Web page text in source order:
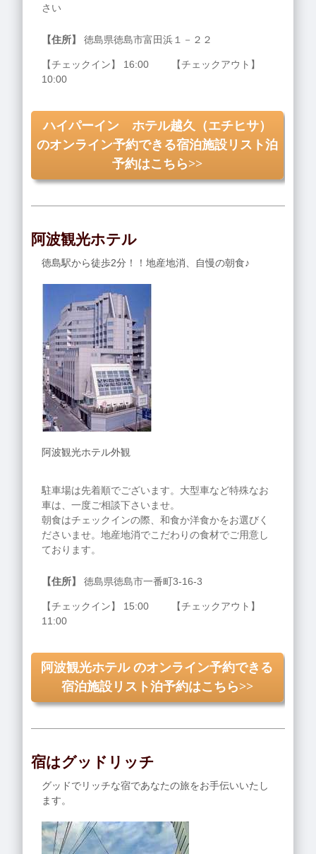
さい
【住所】 徳島県徳島市富田浜１－２２
【チェックイン】 16:00 【チェックアウト】
10:00
ハイパーイン ホテル越久（エチヒサ）
のオンライン予約できる宿泊施設リスト泊
予約はこちら>>
阿波観光ホテル
徳島駅から徒歩2分！！地産地消、自慢の朝食♪
阿波観光ホテル外観
駐車場は先着順でございます。大型車など特殊なお
車は、一度ご相談下さいませ。
朝食はチェックインの際、和食か洋食かをお選びく
ださいませ。地産地消でこだわりの食材でご用意し
ております。
【住所】 徳島県徳島市一番町3-16-3
【チェックイン】 15:00 【チェックアウト】
11:00
阿波観光ホテル のオンライン予約できる
宿泊施設リスト泊予約はこちら>>
宿はグッドリッチ
グッドでリッチな宿であなたの旅をお手伝いいたし
ます。